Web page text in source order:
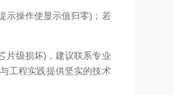
示操作使显示值归零)；若
片级损坏)，建议联系专业
工程实践提供坚实的技术